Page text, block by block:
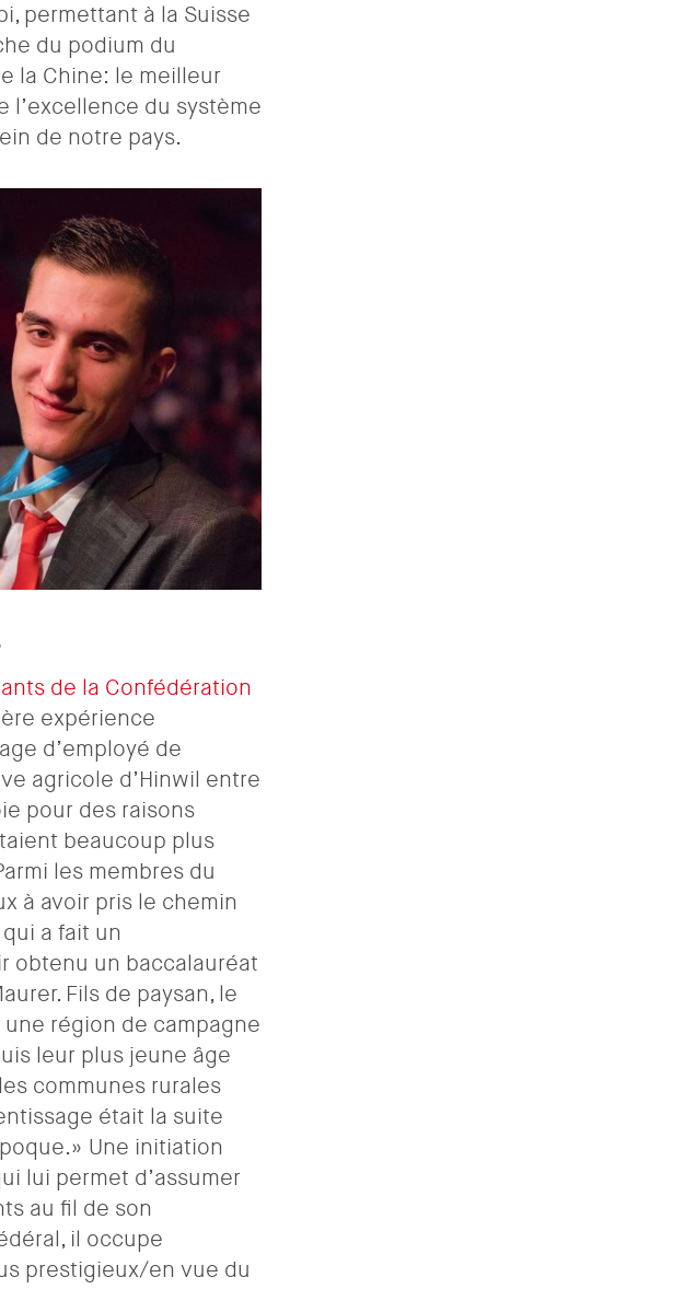
permettant à la Suisse
du podium du
la Chine: le meilleur
l’excellence du système
de notre pays.
de la Confédération
expérience
d’employé de
agricole d’Hinwil entre
pour des raisons
beaucoup plus
les membres du
à avoir pris le chemin
a fait un
obtenu un baccalauréat
Fils de paysan, le
région de campagne
leur plus jeune âge
communes rurales
était la suite
Une initiation
lui permet d’assumer
au fil de son
il occupe
prestigieux/en vue du